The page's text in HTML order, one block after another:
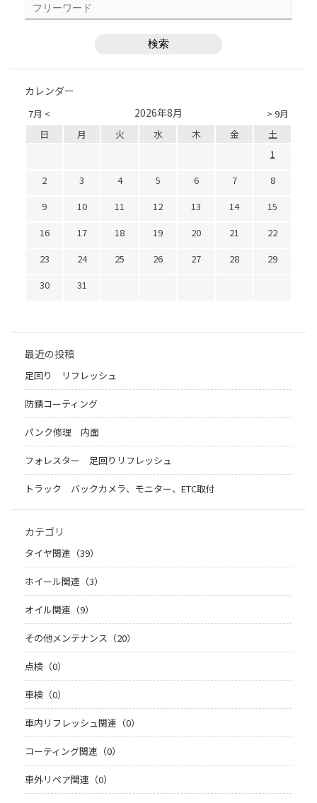
カレンダー
7月 < > 9月
2026年8月
日 月 火 水 木 金
土
1
2
3 4 5 6 7
8
9
10 11 12 13 14
15
16
17 18 19 20 21
22
23
24 25 26 27 28
29
30
31
最近の投稿
足回り リフレッシュ
防錆コーティング
パンク修理 内面
フォレスター 足回りリフレッシュ
トラック バックカメラ、モニター、ETC取付
カテゴリ
タイヤ関連（39）
ホイール関連（3）
オイル関連（9）
その他メンテナンス（20）
点検（0）
車検（0）
車内リフレッシュ関連（0）
コーティング関連（0）
車外リペア関連（0）